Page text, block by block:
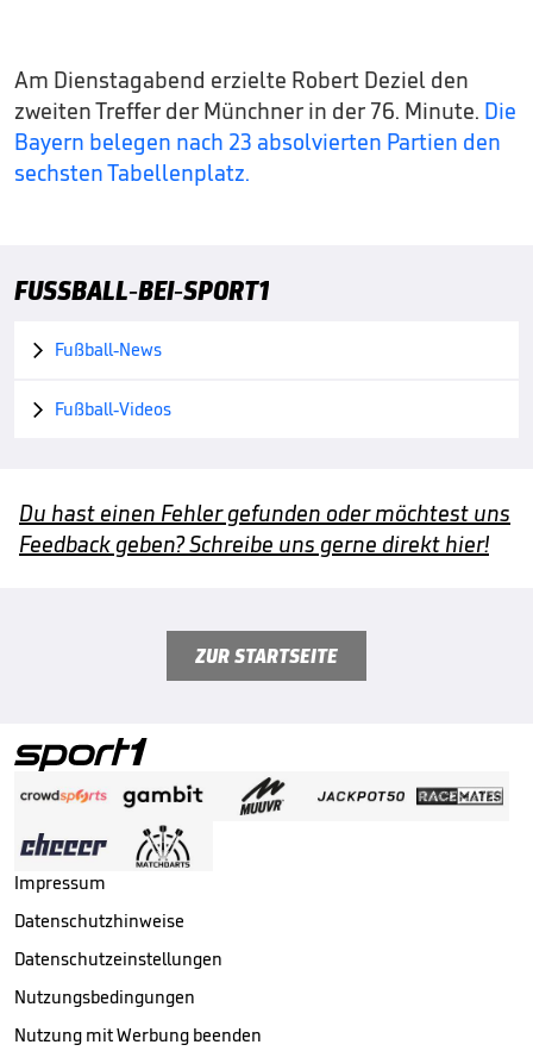
Am Dienstagabend erzielte Robert Deziel den
zweiten Treffer der Münchner in der 76. Minute. Die
Bayern belegen nach 23 absolvierten Partien den
sechsten Tabellenplatz.
FUSSBALL-BEI-SPORT1
 Fußball-News
 Fußball-Videos
Du hast einen Fehler gefunden oder möchtest uns
Feedback geben? Schreibe uns gerne direkt hier!
ZUR STARTSEITE
Impressum
Datenschutzhinweise
Datenschutzeinstellungen
Nutzungsbedingungen
Nutzung mit Werbung beenden